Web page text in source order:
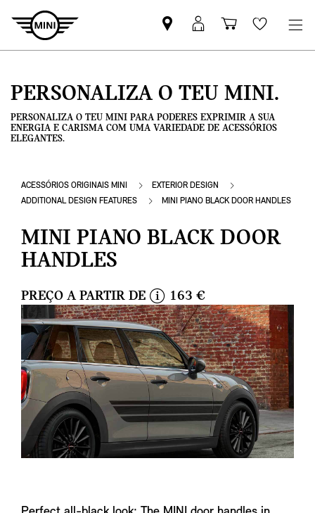
Pesquisar
parceiro
Iniciar
sessão
Carrinho
de
Wishlist
PERSONALIZA O TEU MINI.
PERSONALIZA O TEU MINI PARA PODERES EXPRIMIR A SUA
ENERGIA E CARISMA COM UMA VARIEDADE DE ACESSÓRIOS
ELEGANTES.
ACESSÓRIOS ORIGINAIS MINI
EXTERIOR DESIGN
ADDITIONAL DESIGN FEATURES
MINI PIANO BLACK DOOR HANDLES
MINI PIANO BLACK DOOR
HANDLES
PREÇO A PARTIR DE
i
n
f
o
163 €